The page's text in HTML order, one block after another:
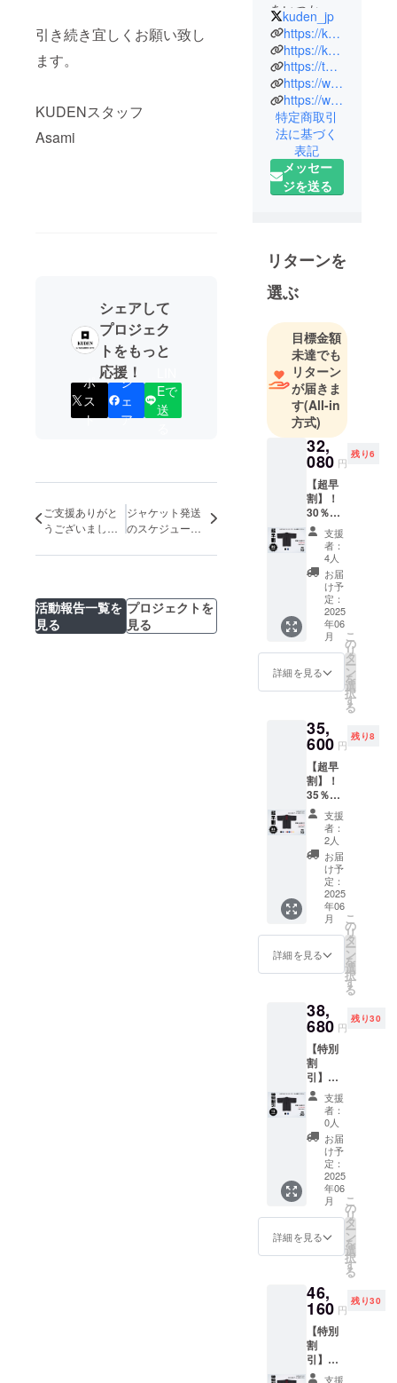
引き続き宜しくお願い致し
ます。
KUDENスタッフ
Asami
シェアして
プロジェク
トをもっと
応援！
ポ
ス
ト
シ
ェ
ア
Eで
送
ご支援ありがと
うございまし
ジャケット発送
のスケジュール
活動報告一覧を
見る
プロジェクトを
見る
をいつか着
てみたい、
着物は着れ
るけど忙し
くてなかな
か着物を着
られない人
の為に”着物
を愛する人
のための洋
ドブラン
ド。
素材とシル
エットにと
ことんこだ
わり、着物
の楽しみや
魅力をどう
やったら洋
服で再現で
きるかを追
求していま
フラグシッ
プとなるの
が、3ピース
で着物に見
える着付け
の要らない
Next
Kimono【Sa
Series】で
kuden_jp
https://ku-den.jp/ja
https://ku-den.jp/ja/pages/charity2021
https://twitter.com/kuden_jp
https://www.instagram.com/kuden_jp/
https://www.youtube.com/channel/UClwMkfFXcmqji45-moZKJEQ?view_as=subscriber
特定商取引
法に基づく
表記
メッセー
ジを送る
リターンを
選ぶ
目標金額
未達でも
リターン
が届きま
す(All-in
方式)
32,
080 円
残り6
【超早
割】！
30％オ
フ！
Samura
i Mode
Jacket
Standar
d Model
- 税込、
送料込
・定価
44,000
円→
30,800
料1,280
円 ・6
月発送
予定 ※
工場の
繁忙状
況で予
定が変
更にな
る場合
がござ
いま
す。予
めご了
承くだ
さい。
==下記
び下さ
い==＝
＝ ・サ
イズ：
K-XS /
K-S / K-
M / K-L
・カ
ラー:ブ
ラック /
ブルー
ブラッ
ク ※こ
のリ
ターン
は表
地・裏
なりま
す ＝＝
＝＝＝
＝＝＝
＝＝＝
＝＝＝
＝＝＝
支援
者：
4人
お届
け予
定：
2025
年06
月
詳細を見る
こ
の
リ
タ
ー
ン
を
選
択
す
る
35,
600 円
残り8
【超早
割】！
35％オ
フ！
Samura
i Mode
Jacket
Custom
Model -
税込、
送料込
・定価
52,800
円→
34,320
料1,280
円 ・6
月発送
予定 ※
工場の
繁忙状
況で予
定が変
更にな
る場合
がござ
いま
す。予
めご了
承くだ
さい。
==下記
び下さ
い==＝
＝ ・サ
イズ：
K-XS /
K-S / K-
M / K-L
支援
者：
2人
お届
け予
定：
2025
年06
月
詳細を見る
こ
の
リ
タ
ー
ン
を
選
択
す
る
38,
680 円
残り30
【特別
割
引】！
15％オ
フ！
Samura
i Mode
Jacket
Standar
d Model
- 税込、
送料込
・定価
44,000
円→
円 + 送
料1,280
円 ・6
月発送
予定 ※
工場の
繁忙状
支援
者：
0人
お届
け予
定：
2025
年06
月
詳細を見る
こ
の
リ
タ
ー
ン
を
選
択
す
る
46,
160 円
残り30
【特別
割
引】！
15％オ
支援